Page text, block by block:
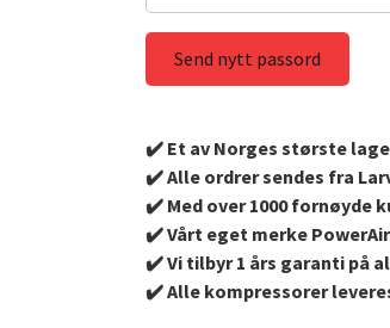
✔️ Et av Norges største
✔️ Alle ordrer sendes fra
✔️ Med over 1000 fornøyde
✔️ Vårt eget merke
✔️ Vi tilbyr 1 års garanti på
✔️ Alle kompressorer